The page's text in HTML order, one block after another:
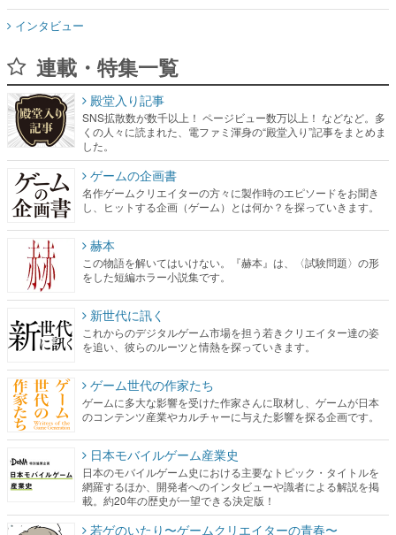
インタビュー
連載・特集一覧
殿堂入り記事
SNS拡散数が数千以上！ ページビュー数万以上！ などなど。多
くの人々に読まれた、電ファミ渾身の“殿堂入り”記事をまとめま
した。
ゲームの企画書
名作ゲームクリエイターの方々に製作時のエピソードをお聞き
し、ヒットする企画（ゲーム）とは何か？を探っていきます。
赫本
この物語を解いてはいけない。『赫本』は、〈試験問題〉の形
をした短編ホラー小説集です。
新世代に訊く
これからのデジタルゲーム市場を担う若きクリエイター達の姿
を追い、彼らのルーツと情熱を探っていきます。
ゲーム世代の作家たち
ゲームに多大な影響を受けた作家さんに取材し、ゲームが日本
のコンテンツ産業やカルチャーに与えた影響を探る企画です。
日本モバイルゲーム産業史
日本のモバイルゲーム史における主要なトピック・タイトルを
網羅するほか、開発者へのインタビューや識者による解説を掲
載。約20年の歴史が一望できる決定版！
若ゲのいたり〜ゲームクリエイターの青春〜